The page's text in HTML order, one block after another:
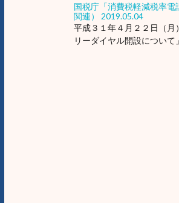
国税庁「消費税軽減税率
関連）
2019.05.04
平成３１年４月２２日（
リーダイヤル開設につい